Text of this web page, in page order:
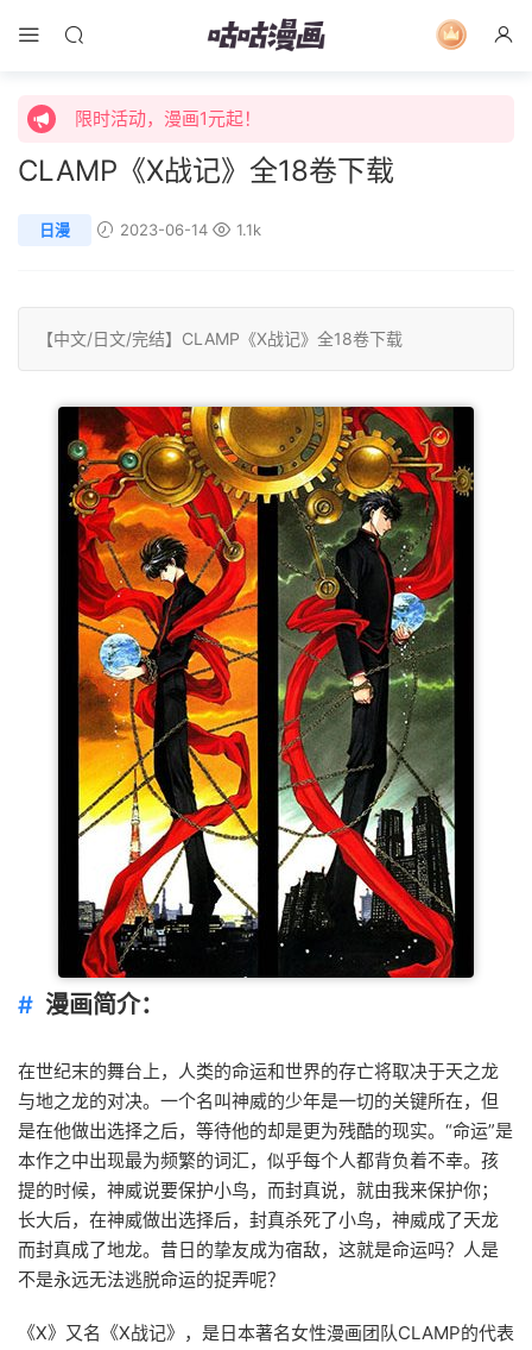
限时活动，漫画1元起！
限时活动，漫画1元起！
限时特价购买终身会员享受全站免费体验！
CLAMP《X战记》全18卷下载
日漫 2023-06-14 1.1k
【中文/日文/完结】 CLAMP 《X战记》全18卷下载
漫画简介：
在世纪末的舞台上，人类的命运和世界的存亡将取决于天之龙
与地之龙的对决。一个名叫神威的少年是一切的关键所在，但
是在他做出选择之后，等待他的却是更为残酷的现实。“命运”是
本作之中出现最为频繁的词汇，似乎每个人都背负着不幸。孩
提的时候，神威说要保护小鸟，而封真说，就由我来保护你；
长大后，在神威做出选择后，封真杀死了小鸟，神威成了天龙
而封真成了地龙。昔日的挚友成为宿敌，这就是命运吗？人是
不是永远无法逃脱命运的捉弄呢？
《X》又名《X战记》，是日本著名女性漫画团队CLAMP的代表